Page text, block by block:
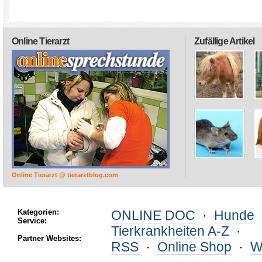
Zufällige Artikel
Online Tierarzt
Online Tierarzt @ tierarztblog.com
Kategorien:
Service:
Partner Websites:
ONLINE DOC · Hunde
Tierkrankheiten A-Z ·
RSS · Online Shop ·